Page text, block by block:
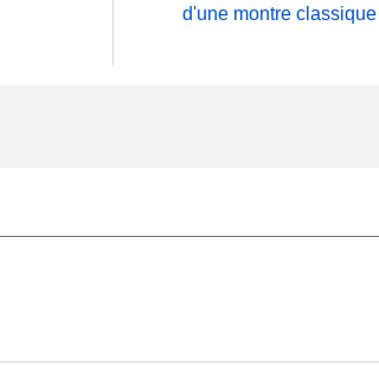
d'une montre classique